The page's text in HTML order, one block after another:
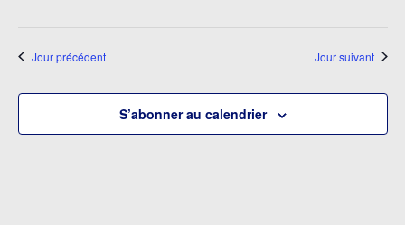
Jour précédent Jour suivant
S’abonner au calendrier